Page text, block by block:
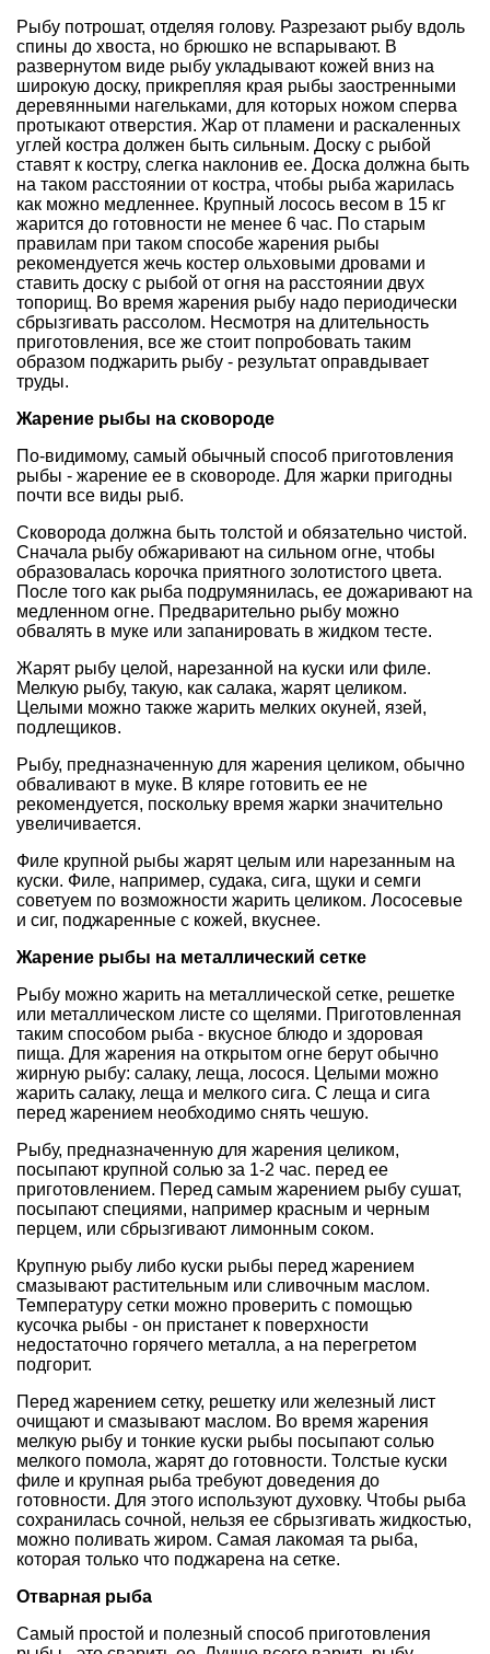
Рыбу потрошат, отделяя голову. Разрезают рыбу вдоль
спины до хвоста, но брюшко не вспарывают. В
развернутом виде рыбу укладывают кожей вниз на
широкую доску, прикрепляя края рыбы заостренными
деревянными нагельками, для которых ножом сперва
протыкают отверстия. Жар от пламени и раскаленных
углей костра должен быть сильным. Доску с рыбой
ставят к костру, слегка наклонив ее. Доска должна быть
на таком расстоянии от костра, чтобы рыба жарилась
как можно медленнее. Крупный лосось весом в 15 кг
жарится до готовности не менее 6 час. По старым
правилам при таком способе жарения рыбы
рекомендуется жечь костер ольховыми дровами и
ставить доску с рыбой от огня на расстоянии двух
топорищ. Во время жарения рыбу надо периодически
сбрызгивать рассолом. Несмотря на длительность
приготовления, все же стоит попробовать таким
образом поджарить рыбу - результат оправдывает
труды.
Жарение рыбы на сковороде
По-видимому, самый обычный способ приготовления
рыбы - жарение ее в сковороде. Для жарки пригодны
почти все виды рыб.
Сковорода должна быть толстой и обязательно чистой.
Сначала рыбу обжаривают на сильном огне, чтобы
образовалась корочка приятного золотистого цвета.
После того как рыба подрумянилась, ее дожаривают на
медленном огне. Предварительно рыбу можно
обвалять в муке или запанировать в жидком тесте.
Жарят рыбу целой, нарезанной на куски или филе.
Мелкую рыбу, такую, как салака, жарят целиком.
Целыми можно также жарить мелких окуней, язей,
подлещиков.
Рыбу, предназначенную для жарения целиком, обычно
обваливают в муке. В кляре готовить ее не
рекомендуется, поскольку время жарки значительно
увеличивается.
Филе крупной рыбы жарят целым или нарезанным на
куски. Филе, например, судака, сига, щуки и семги
советуем по возможности жарить целиком. Лососевые
и сиг, поджаренные с кожей, вкуснее.
Жарение рыбы на металлический сетке
Рыбу можно жарить на металлической сетке, решетке
или металлическом листе со щелями. Приготовленная
таким способом рыба - вкусное блюдо и здоровая
пища. Для жарения на открытом огне берут обычно
жирную рыбу: салаку, леща, лосося. Целыми можно
жарить салаку, леща и мелкого сига. С леща и сига
перед жарением необходимо снять чешую.
Рыбу, предназначенную для жарения целиком,
посыпают крупной солью за 1-2 час. перед ее
приготовлением. Перед самым жарением рыбу сушат,
посыпают специями, например красным и черным
перцем, или сбрызгивают лимонным соком.
Крупную рыбу либо куски рыбы перед жарением
смазывают растительным или сливочным маслом.
Температуру сетки можно проверить с помощью
кусочка рыбы - он пристанет к поверхности
недостаточно горячего металла, а на перегретом
подгорит.
Перед жарением сетку, решетку или железный лист
очищают и смазывают маслом. Во время жарения
мелкую рыбу и тонкие куски рыбы посыпают солью
мелкого помола, жарят до готовности. Толстые куски
филе и крупная рыба требуют доведения до
готовности. Для этого используют духовку. Чтобы рыба
сохранилась сочной, нельзя ее сбрызгивать жидкостью,
можно поливать жиром. Самая лакомая та рыба,
которая только что поджарена на сетке.
Отварная рыба
Самый простой и полезный способ приготовления